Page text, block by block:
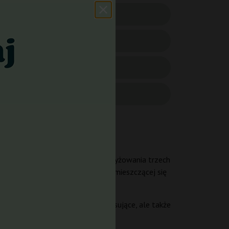
20% Sativa). Powstały ze skrzyżowania trzech
, mieszczącej się
finiszem. Działanie jest relaksujące, ale także